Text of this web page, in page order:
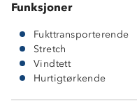
Funksjoner
Fukttransporterende
Stretch
Vindtett
Hurtigtørkende